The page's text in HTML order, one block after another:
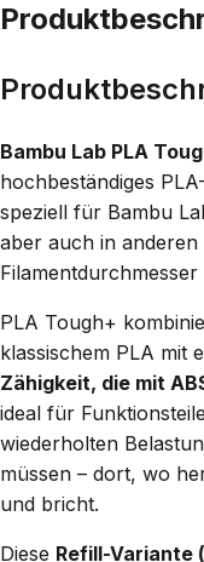
Bambu Lab PLA
hochbeständiges
speziell für Bambu
aber auch in
PLA Tough+
klassischem PLA mit
Zähigkeit, die mit
ideal für
wiederholten
müssen – dort, wo
und bricht.
Diese Refill-Variante